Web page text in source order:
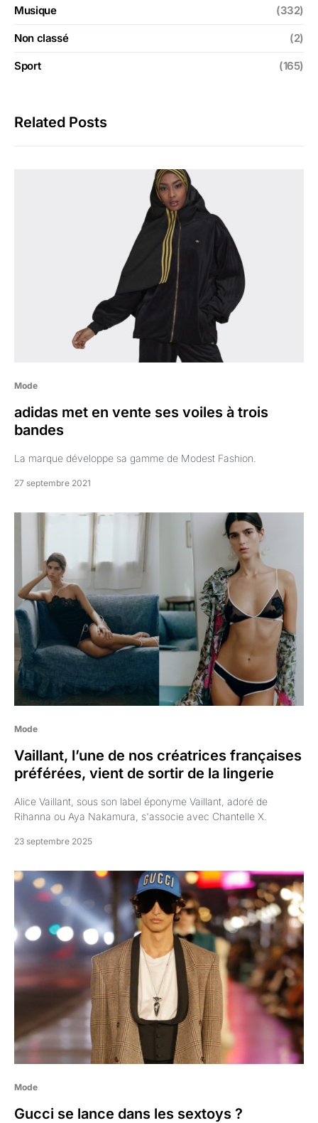
Musique (332)
Non classé (2)
Sport (165)
Related Posts
Mode
adidas met en vente ses voiles à trois
bandes
La marque développe sa gamme de Modest Fashion.
27 septembre 2021
Mode
Vaillant, l’une de nos créatrices françaises
préférées, vient de sortir de la lingerie
Alice Vaillant, sous son label éponyme Vaillant, adoré de
Rihanna ou Aya Nakamura, s'associe avec Chantelle X.
23 septembre 2025
Mode
Gucci se lance dans les sextoys ?